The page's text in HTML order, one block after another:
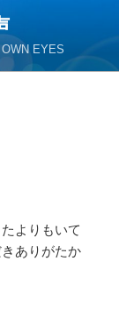
EYES
よりもいて
ありがたか